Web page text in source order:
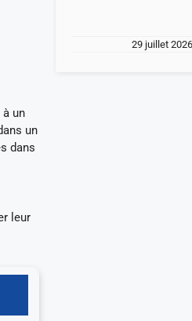
un
un
dans
leur
29 juillet 2026